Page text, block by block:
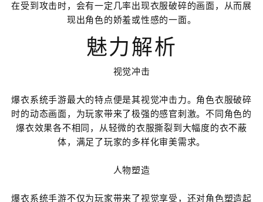
在受到攻击时，会有一定几率出现衣服破碎的画面，从而展
现出角色的娇羞或性感的一面。
魅力解析
视觉冲击
爆衣系统手游最大的特点便是其视觉冲击力。角色衣服破碎
时的动态画面，为玩家带来了极强的感官刺激。不同角色的
爆衣效果各不相同，从轻微的衣服撕裂到大幅度的衣不蔽
体，满足了玩家的多样化审美需求。
人物塑造
爆衣系统手游不仅为玩家带来了视觉享受，还对角色塑造起